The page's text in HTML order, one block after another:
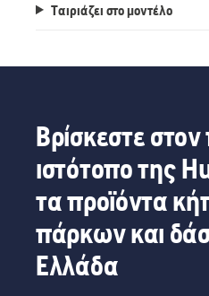
Ταιριάζει στο μοντέλο
Βρίσκεστε
ιστότοπο της
τα προϊόντα
πάρκων και
Ελλάδα